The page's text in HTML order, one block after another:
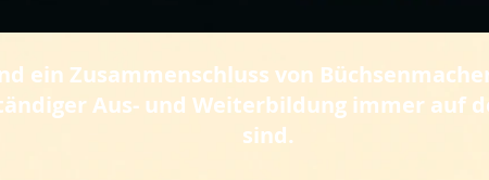
ein Zusammenschluss von
Aus- und Weiterbildung immer auf
sind.